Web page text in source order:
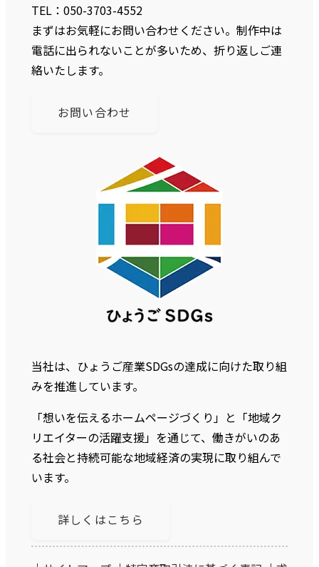
TEL：050-3703-4552
まずはお気軽にお問い合わせください。制作中は
電話に出られないことが多いため、折り返しご連
絡いたします。
お問い合わせ
当社は、ひょうご産業SDGsの達成に向けた取り組
みを推進しています。
「想いを伝えるホームページづくり」と「地域ク
リエイターの活躍支援」を通じて、働きがいのあ
る社会と持続可能な地域経済の実現に取り組んで
います。
詳しくはこちら